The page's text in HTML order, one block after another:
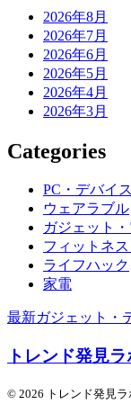
2026年8月
2026年7月
2026年6月
2026年5月
2026年4月
2026年3月
Categories
PC・デバイス
ウェアラブル
ガジェット
フィットネ
ライフハック
家電
最新ガジェット・
トレンド発見ラ
© 2026 トレンド発見ラ